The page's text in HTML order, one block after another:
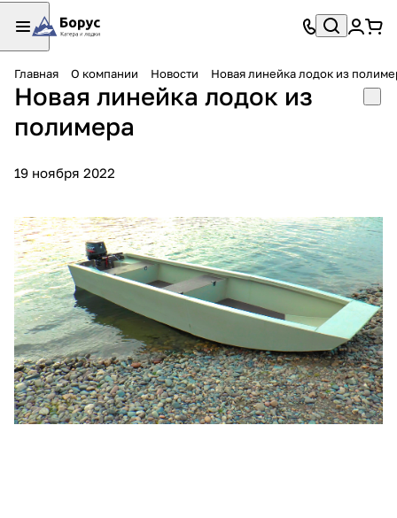
Главная О компании Новости Новая линейка лодок из
Новая линейка лодок из
полимера
19 ноября 2022